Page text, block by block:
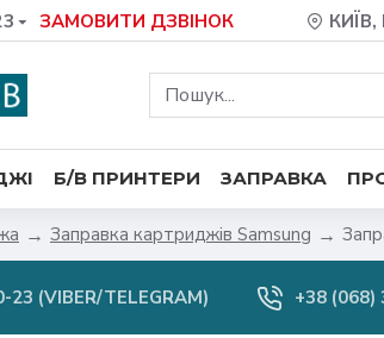
ЗАМОВИТИ ДЗВІНОК
Б/В ПРИНТЕРИ ЗАПРАВКА
Заправка картриджів Samsung
23 (VIBER/TELEGRAM) +38 (068)